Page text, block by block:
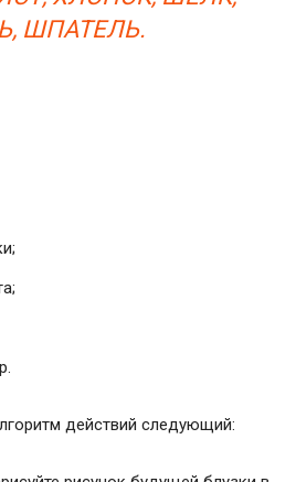
ШПАТЕЛЬ.
действий следующий: